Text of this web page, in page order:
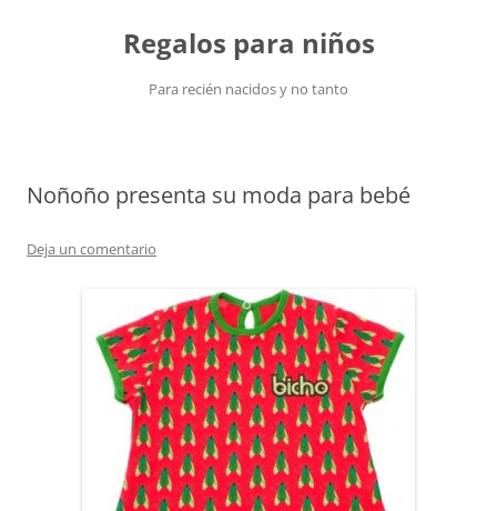
Regalos para niños
Para recién nacidos y no tanto
Noñoño presenta su moda para bebé
Deja un comentario